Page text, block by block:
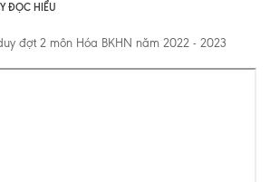
ĐỌC HIỂU
đợt 2 môn Hóa BKHN năm 2022 - 2023